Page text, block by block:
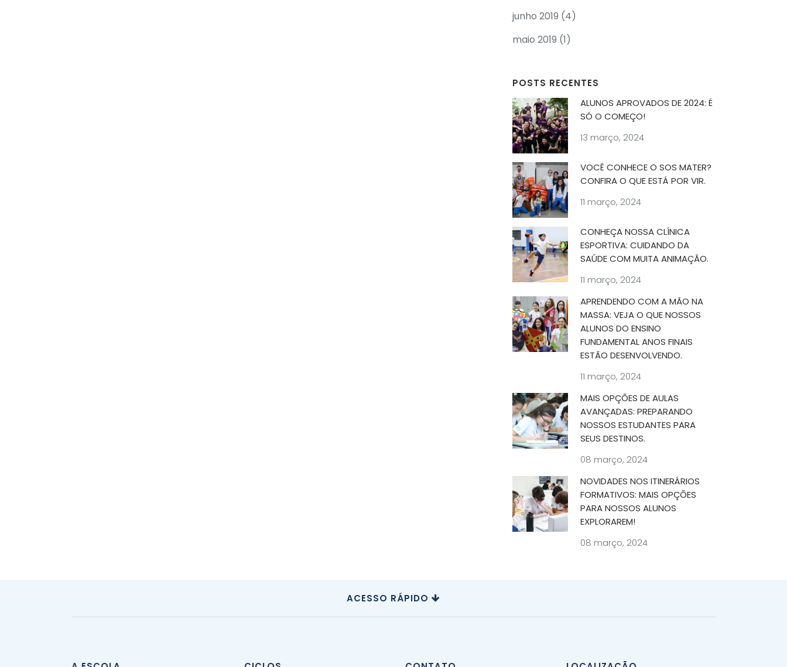
junho 2019 (4)
maio 2019 (1)
POSTS RECENTES
ALUNOS APROVADOS DE 2024: É
SÓ O COMEÇO!
13 março, 2024
VOCÊ CONHECE O SOS MATER?
CONFIRA O QUE ESTÁ POR VIR.
11 março, 2024
CONHEÇA NOSSA CLÍNICA
ESPORTIVA: CUIDANDO DA
SAÚDE COM MUITA ANIMAÇÃO.
11 março, 2024
APRENDENDO COM A MÃO NA
MASSA: VEJA O QUE NOSSOS
ALUNOS DO ENSINO
FUNDAMENTAL ANOS FINAIS
ESTÃO DESENVOLVENDO.
11 março, 2024
MAIS OPÇÕES DE AULAS
AVANÇADAS: PREPARANDO
NOSSOS ESTUDANTES PARA
SEUS DESTINOS.
08 março, 2024
NOVIDADES NOS ITINERÁRIOS
FORMATIVOS: MAIS OPÇÕES
PARA NOSSOS ALUNOS
EXPLORAREM!
08 março, 2024
ACESSO RÁPIDO